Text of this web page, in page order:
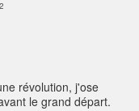
révolution, j'ose
le grand départ.